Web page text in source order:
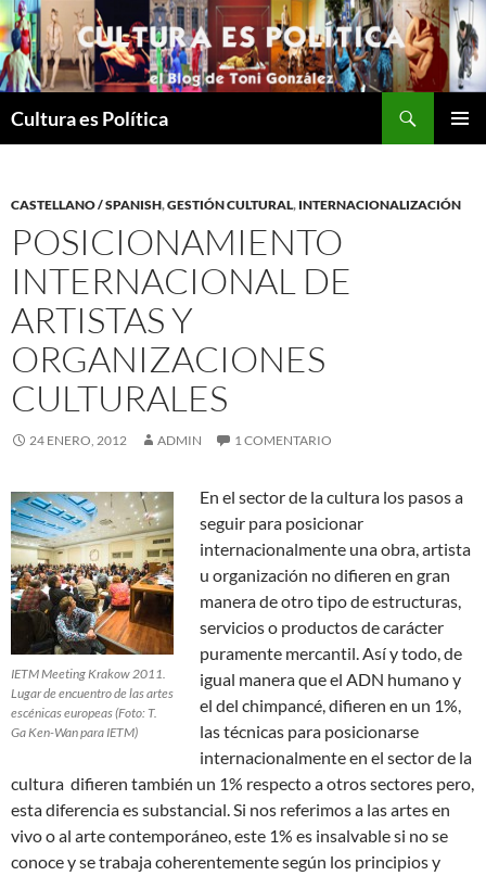
Saltar
al
contenido
Cultura es Política
CASTELLANO / SPANISH,GESTIÓN CULTURAL, INTERNACIONALIZACIÓN
POSICIONAMIENTO
INTERNACIONAL DE
ARTISTAS Y
ORGANIZACIONES
CULTURALES
24 ENERO, 2012 ADMIN 1 COMENTARIO
IETM Meeting Krakow 2011.
Lugar de encuentro de las artes
escénicas europeas (Foto: T.
Ga Ken-Wan para IETM)
En el sector de la cultura los pasos a
seguir para posicionar
internacionalmente una obra, artista
u organización no difieren en gran
manera de otro tipo de estructuras,
servicios o productos de carácter
puramente mercantil. Así y todo, de
igual manera que el ADN humano y
el del chimpancé, difieren en un 1%,
las técnicas para posicionarse
internacionalmente en el sector de la
cultura difieren también un 1% respecto a otros sectores pero,
esta diferencia es substancial. Si nos referimos a las artes en
vivo o al arte contemporáneo, este 1% es insalvable si no se
conoce y se trabaja coherentemente según los principios y